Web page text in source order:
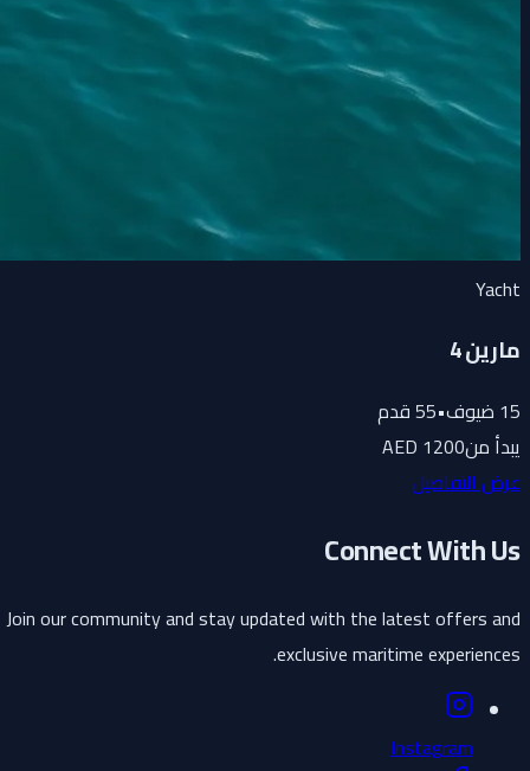
Yacht
مارين 4
15ضيوف•
55قدم
يبدأ من1200 AED
عرض التفاصيل
Connect With Us
Join our community and stay updated with the latest offers and
exclusive maritime experiences.
Instagram